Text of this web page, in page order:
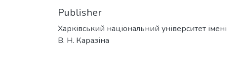
Publisher
Харківський національний університет імені
В. Н. Каразіна